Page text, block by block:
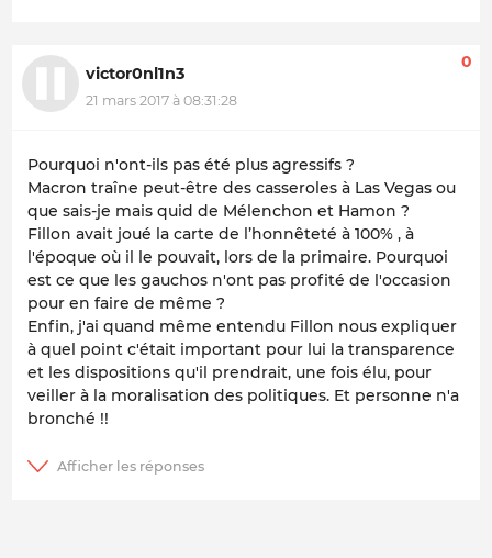
victor0nl1n3
21 mars 2017 à 08:31:28
0
Pourquoi n'ont-ils pas été plus agressifs ?
Macron traîne peut-être des casseroles à Las Vegas ou
que sais-je mais quid de Mélenchon et Hamon ?
Fillon avait joué la carte de l’honnêteté à 100% , à
l'époque où il le pouvait, lors de la primaire. Pourquoi
est ce que les gauchos n'ont pas profité de l'occasion
pour en faire de même ?
Enfin, j'ai quand même entendu Fillon nous expliquer
à quel point c'était important pour lui la transparence
et les dispositions qu'il prendrait, une fois élu, pour
veiller à la moralisation des politiques. Et personne n'a
bronché !!